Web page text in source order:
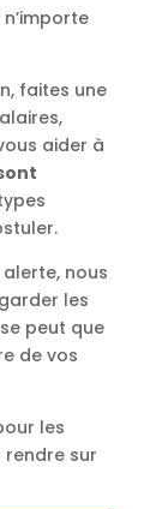
faites une
aider à
nous
les
peut que
de vos
les
rendre sur